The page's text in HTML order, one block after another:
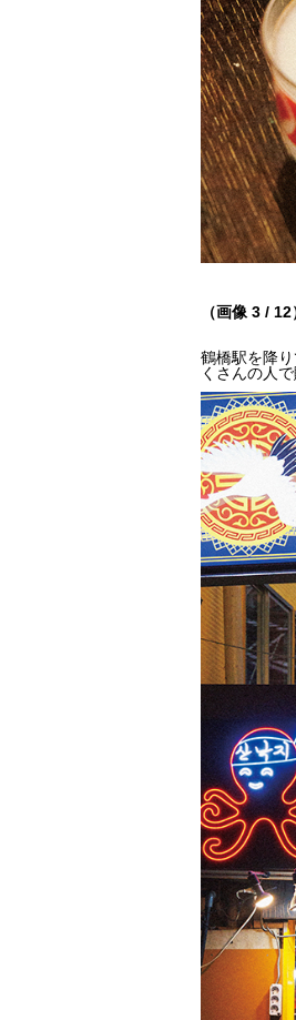
（画像 3 / 12
鶴橋駅を降
くさんの人